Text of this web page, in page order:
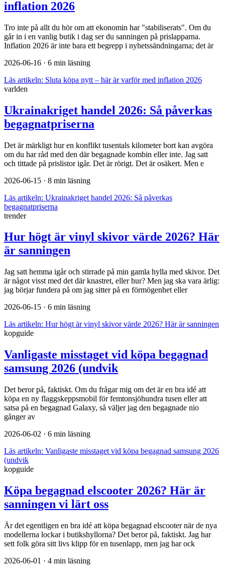
inflation 2026
Tro inte på allt du hör om att ekonomin har "stabiliserats". Om du
går in i en vanlig butik i dag ser du sanningen på prislapparna.
Inflation 2026 är inte bara ett begrepp i nyhetssändningarna; det är
2026-06-16 · 6 min läsning
Läs artikeln: Sluta köpa nytt – här är varför med inflation 2026
varlden
Ukrainakriget handel 2026: Så påverkas
begagnatpriserna
Det är märkligt hur en konflikt tusentals kilometer bort kan avgöra
om du har råd med den där begagnade kombin eller inte. Jag satt
och tittade på prislistor igår. Det är rörigt. Det är osäkert. Men e
2026-06-15 · 8 min läsning
Läs artikeln: Ukrainakriget handel 2026: Så påverkas
begagnatpriserna
trender
Hur högt är vinyl skivor värde 2026? Här
är sanningen
Jag satt hemma igår och stirrade på min gamla hylla med skivor. Det
är något visst med det där knastret, eller hur? Men jag ska vara ärlig:
jag börjar fundera på om jag sitter på en förmögenhet eller
2026-06-15 · 6 min läsning
Läs artikeln: Hur högt är vinyl skivor värde 2026? Här är sanningen
kopguide
Vanligaste misstaget vid köpa begagnad
samsung 2026 (undvik
Det beror på, faktiskt. Om du frågar mig om det är en bra idé att
köpa en ny flaggskeppsmobil för femtonsjöhundra tusen eller att
satsa på en begagnad Galaxy, så väljer jag den begagnade nio
gånger av
2026-06-02 · 6 min läsning
Läs artikeln: Vanligaste misstaget vid köpa begagnad samsung 2026
(undvik
kopguide
Köpa begagnad elscooter 2026? Här är
sanningen vi lärt oss
Är det egentligen en bra idé att köpa begagnad elscooter när de nya
modellerna lockar i butikshyllorna? Det beror på, faktiskt. Jag har
sett folk göra sitt livs klipp för en tusenlapp, men jag har ock
2026-06-01 · 4 min läsning